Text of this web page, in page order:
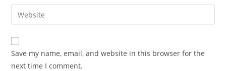
comment
email
address
comment
Enter
your
website
URL
(optional)
Save my name, email, and website in this browser for the
next time I comment.